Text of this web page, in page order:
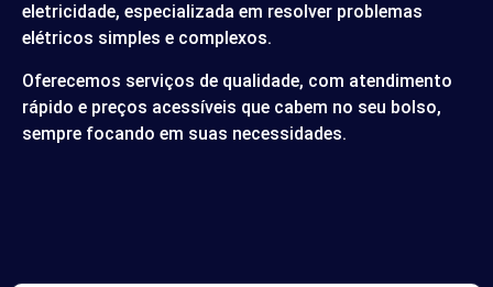
eletricidade, especializada em resolver problemas
elétricos simples e complexos.
Oferecemos serviços de qualidade, com atendimento
rápido e preços acessíveis que cabem no seu bolso,
sempre focando em suas necessidades.